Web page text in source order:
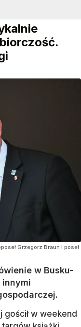
Grzegorz Braun i poseł
w Busku-
innymi
gościł w weekend